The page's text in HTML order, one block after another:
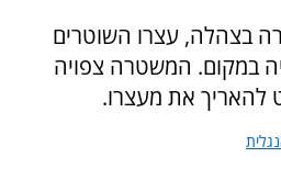
בצהלה, עצרו השוטרים
חשוד בן 63 שהיה במקום. המשטרה צפויה
את מעצרו.